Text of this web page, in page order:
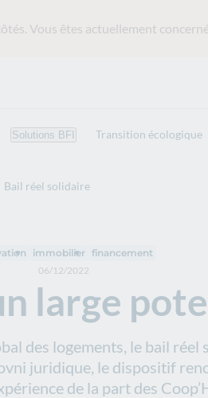
Vous êtes actuellement
Solutions BFI Transition écologique
Bail réel solidaire
large
06/12/2022
immobilier financement
des logements, le bail réel
juridique, le dispositif
de la part des